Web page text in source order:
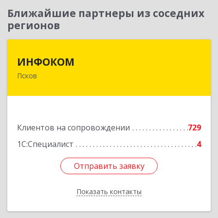
Ближайшие партнеры из соседних
регионов
ИНФОКОМ
Псков
Клиентов на сопровождении
729
1С:Специалист
4
Отправить заявку
Показать контакты
180000, Псковская обл, Псков г, Советская ул,
Отправить заявку
Назад